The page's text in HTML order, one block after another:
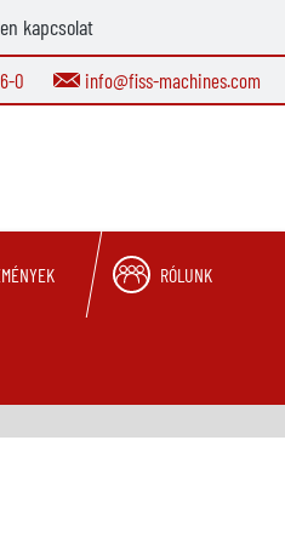
kapcsolat
0 info@fiss-machines.com
RÓLUNK